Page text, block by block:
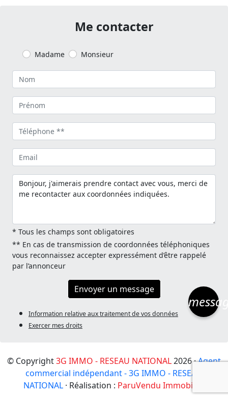
Me contacter
Madame Monsieur
* Tous les champs sont obligatoires
** En cas de transmission de coordonnées téléphoniques
vous reconnaissez accepter expressément d’être rappelé
par l’annonceur
Envoyer un message
Information relative aux traitement de vos données
Exercer mes droits
© Copyright3G IMMO - RESEAU NATIONAL2026 ·Agent
commercial indépendant - 3G IMMO - RESEAU
NATIONAL · Réalisation : ParuVendu Immobilier